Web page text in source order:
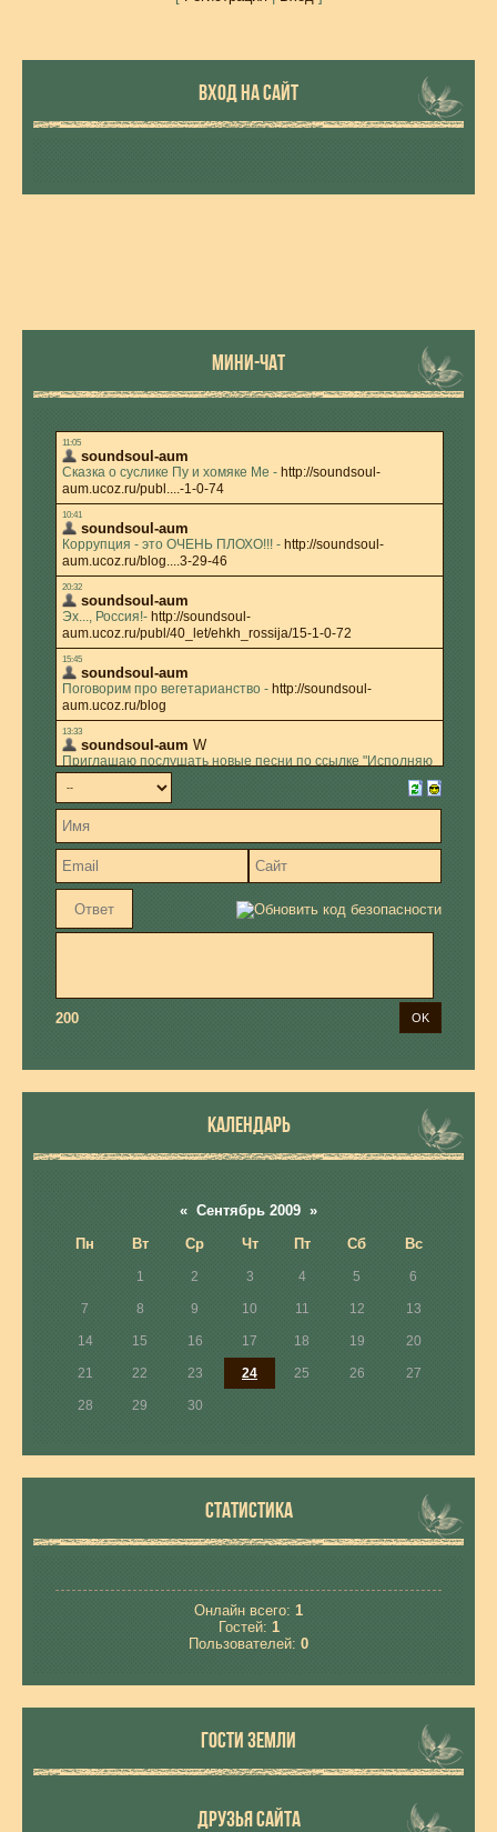
ВХОД НА САЙТ
МИНИ-ЧАТ
200
КАЛЕНДАРЬ
« Сентябрь 2009 »
Пн
Вт Ср Чт Пт Сб Вс
1 2 3 4 5 6
7 8 9 10 11 12 13
14 15 16 17 18 19 20
21 22 23 24 25 26 27
28 29 30
СТАТИСТИКА
Онлайн всего: 1
Гостей: 1
Пользователей: 0
ГОСТИ ЗЕМЛИ
ДРУЗЬЯ САЙТА